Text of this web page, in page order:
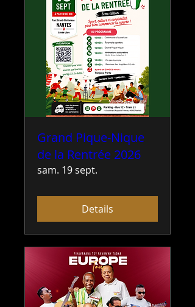
Grand Pique-Nique
de la Rentrée 2026
sam. 19 sept.
Details